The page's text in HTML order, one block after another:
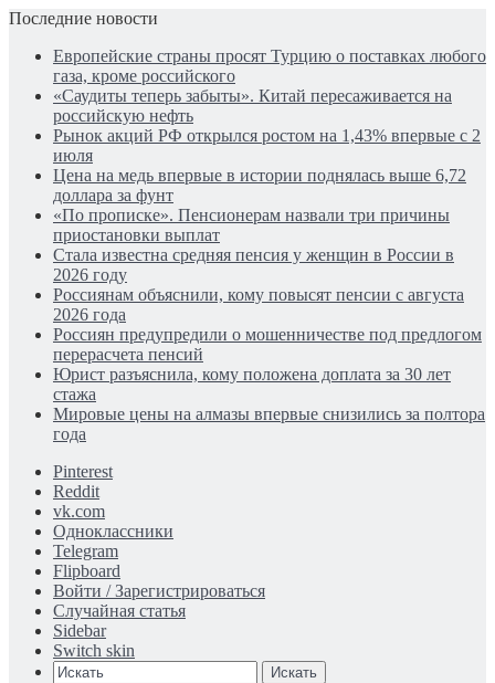
Последние новости
Европейские страны просят Турцию о поставках любого
газа, кроме российского
«Саудиты теперь забыты». Китай пересаживается на
российскую нефть
Рынок акций РФ открылся ростом на 1,43% впервые с 2
июля
Цена на медь впервые в истории поднялась выше 6,72
доллара за фунт
«По прописке». Пенсионерам назвали три причины
приостановки выплат
Стала известна средняя пенсия у женщин в России в
2026 году
Россиянам объяснили, кому повысят пенсии с августа
2026 года
Россиян предупредили о мошенничестве под предлогом
перерасчета пенсий
Юрист разъяснила, кому положена доплата за 30 лет
стажа
Мировые цены на алмазы впервые снизились за полтора
года
Pinterest
Reddit
vk.com
Одноклассники
Telegram
Flipboard
Войти / Зарегистрироваться
Случайная статья
Sidebar
Switch skin
Искать